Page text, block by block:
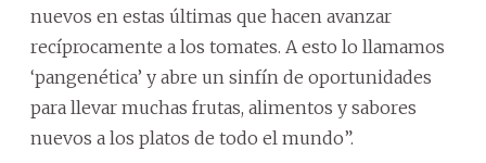
nuevos en estas últimas que hacen avanzar
recíprocamente a los tomates. A esto lo llamamos
‘pangenética’ y abre un sinfín de oportunidades
para llevar muchas frutas, alimentos y sabores
nuevos a los platos de todo el mundo”.